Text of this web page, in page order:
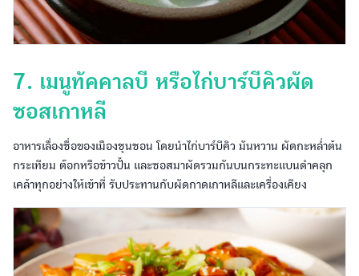
7. เมนูทัคคาลบี หรือไก่บาร์บีคิวผัด
ซอสเกาหลี
อาหารเลื่องชื่อของเมืองชุนชอน โดยนำไก่บาร์บีคิว มันหวาน ผัดกะหล่ำต้น
กระเทียม ต๊อกหรือข้าวปั้น และซอสมาผัดรวมกันบนกระทะแบนดำคลุก
เคล้าทุกอย่างให้เข้าที่ รับประทานกับผัดกาดเกาหลีและเครื่องเคียง